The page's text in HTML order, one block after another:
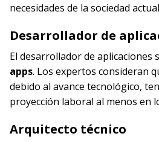
necesidades de la sociedad
Desarrollador de
El desarrollador de aplicaciones
apps. Los expertos consideran
debido al avance tecnológico,
proyección laboral al menos en
Arquitecto técnico